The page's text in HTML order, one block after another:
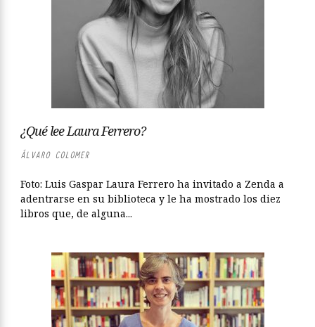
¿Qué lee Laura Ferrero?
ÁLVARO COLOMER
Foto: Luis Gaspar Laura Ferrero ha invitado a Zenda a
adentrarse en su biblioteca y le ha mostrado los diez
libros que, de alguna...